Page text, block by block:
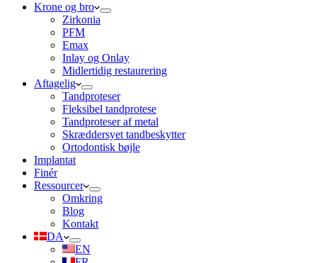
Krone og bro
Zirkonia
PFM
Emax
Inlay og Onlay
Midlertidig restaurering
Aftagelig
Tandproteser
Fleksibel tandprotese
Tandproteser af metal
Skræddersyet tandbeskytter
Ortodontisk bøjle
Implantat
Finér
Ressourcer
Omkring
Blog
Kontakt
DA
EN